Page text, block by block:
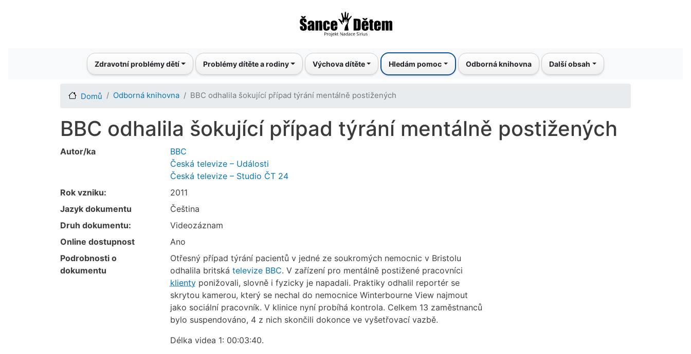
k
hlavnímu
Main navigationZdravotní problémy dětí Problémy dítěte a rodiny Výchova dítěte Hledám pomoc Odborná knihovna Další obsah
Domů Odborná knihovna BBC odhalila šokující případ týrání mentálně postižených
BBC odhalila šokující případ týrání mentálně postižených
Autor/ka
BBC
Česká televize – Události
Česká televize – Studio ČT 24
Rok vzniku:
2011
Jazyk dokumentu
Čeština
Druh dokumentu:
Videozáznam
Online dostupnost
Ano
Podrobnosti o
dokumentu
Otřesný případ týrání pacientů v jedné ze soukromých nemocnic v Bristolu
odhalila britská televize BBC. V zařízení pro mentálně postižené pracovníci
klientyponižovali, slovně i fyzicky je napadali. Praktiky odhalil reportér se
skrytou kamerou, který se nechal do nemocnice Winterbourne View najmout
jako sociální pracovník. V klinice nyní probíhá kontrola. Celkem 13 zaměstnanců
bylo suspendováno, 4 z nich skončili dokonce ve vyšetřovací vazbě.
Délka videa 1: 00:03:40.